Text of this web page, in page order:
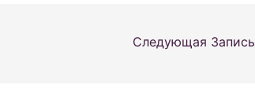
Следующая Запись